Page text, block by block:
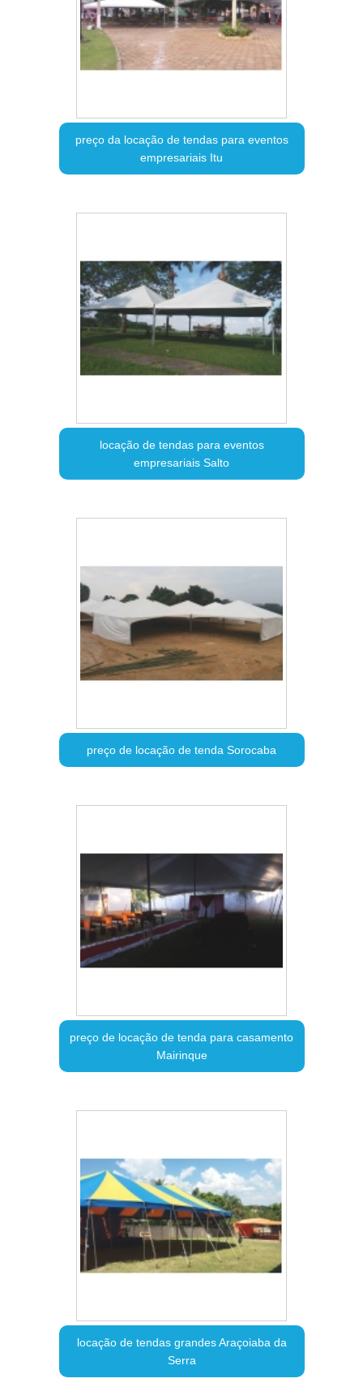
preço da locação de tendas para eventos
empresariais Itu
locação de tendas para eventos
empresariais Salto
preço de locação de tenda Sorocaba
preço de locação de tenda para casamento
Mairinque
locação de tendas grandes Araçoiaba da
Serra